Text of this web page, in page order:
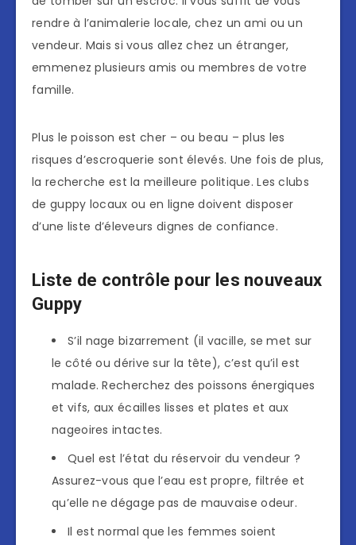
rendre à l’animalerie locale, chez un ami ou un
vendeur. Mais si vous allez chez un étranger,
emmenez plusieurs amis ou membres de votre
famille.
Plus le poisson est cher – ou beau – plus les
risques d’escroquerie sont élevés. Une fois de plus,
la recherche est la meilleure politique. Les clubs
de guppy locaux ou en ligne doivent disposer
d’une liste d’éleveurs dignes de confiance.
Liste de contrôle pour les nouveaux
Guppy
S’il nage bizarrement (il vacille, se met sur
le côté ou dérive sur la tête), c’est qu’il est
malade. Recherchez des poissons énergiques
et vifs, aux écailles lisses et plates et aux
nageoires intactes.
Quel est l’état du réservoir du vendeur ?
Assurez-vous que l’eau est propre, filtrée et
qu’elle ne dégage pas de mauvaise odeur.
Il est normal que les femmes soient